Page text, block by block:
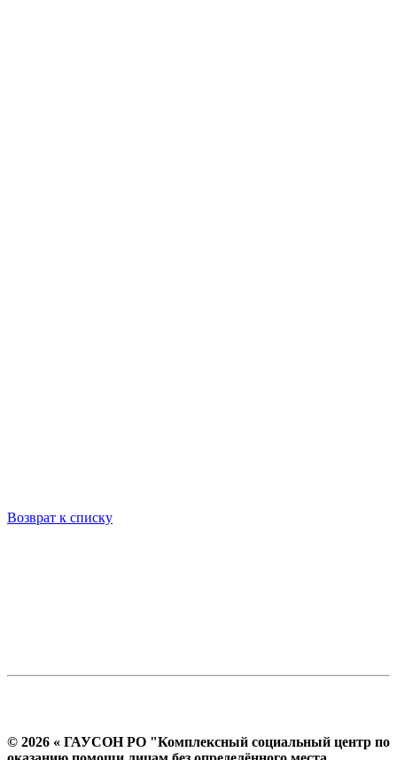
Возврат к списку
© 2026 « ГАУСОН РО "Комплексный социальный центр по